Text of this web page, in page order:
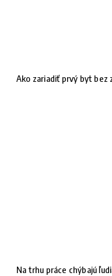
Ako zariadiť prvý byt bez
Na trhu práce chýbajú